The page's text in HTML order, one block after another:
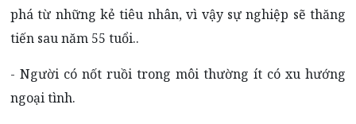
phá từ những kẻ tiêu nhân, vì vậy sự nghiệp sẽ thăng
tiến sau năm 55 tuổi..
- Người có nốt ruồi trong môi thường ít có xu hướng
ngoại tình.